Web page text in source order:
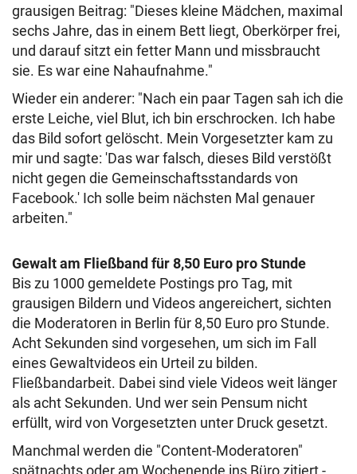
grausigen Beitrag: "Dieses kleine Mädchen, maximal
sechs Jahre, das in einem Bett liegt, Oberkörper frei,
und darauf sitzt ein fetter Mann und missbraucht
sie. Es war eine Nahaufnahme."
Wieder ein anderer: "Nach ein paar Tagen sah ich die
erste Leiche, viel Blut, ich bin erschrocken. Ich habe
das Bild sofort gelöscht. Mein Vorgesetzter kam zu
mir und sagte: 'Das war falsch, dieses Bild verstößt
nicht gegen die Gemeinschaftsstandards von
Facebook.' Ich solle beim nächsten Mal genauer
arbeiten."
Gewalt am Fließband für 8,50 Euro pro Stunde
Bis zu 1000 gemeldete Postings pro Tag, mit
grausigen Bildern und Videos angereichert, sichten
die Moderatoren in Berlin für 8,50 Euro pro Stunde.
Acht Sekunden sind vorgesehen, um sich im Fall
eines Gewaltvideos ein Urteil zu bilden.
Fließbandarbeit. Dabei sind viele Videos weit länger
als acht Sekunden. Und wer sein Pensum nicht
erfüllt, wird von Vorgesetzten unter Druck gesetzt.
Manchmal werden die "Content-Moderatoren"
spätnachts oder am Wochenende ins Büro zitiert -